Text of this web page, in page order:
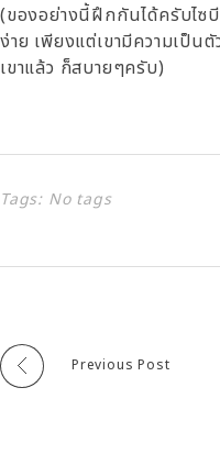
(ของอย่างนี้ฝึกกันได้ครับไซ
ง่าย เพียงแต่เขามีความเป็น
เขาแล้ว ก็สบายๆครับ)
Tags: No tags
Previous Post